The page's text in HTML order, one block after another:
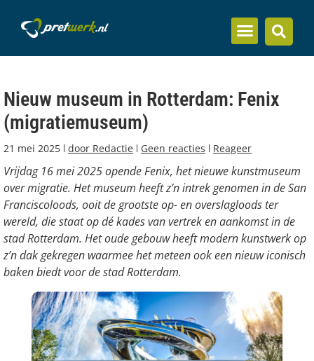
Nieuw museum in Rotterdam: Fenix
(migratiemuseum)
21 mei 2025 door Redactie Geen reacties Reageer
Vrijdag 16 mei 2025 opende Fenix, het nieuwe kunstmuseum
over migratie. Het museum heeft z’n intrek genomen in de San
Franciscoloods, ooit de grootste op- en overslagloods ter
wereld, die staat op dé kades van vertrek en aankomst in de
stad Rotterdam. Het oude gebouw heeft modern kunstwerk op
z’n dak gekregen waarmee het meteen ook een nieuw iconisch
baken biedt voor de stad Rotterdam.